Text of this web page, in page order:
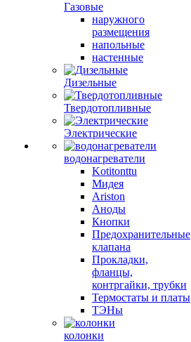
Газовые
наружного
размещения
напольные
настенные
Дизельные
Твердотопливные
Электрические
водонагреватели
Kotitonttu
Мидея
Ariston
Аноды
Кнопки
Предохранительные
клапана
Прокладки,
фланцы,
контргайки, трубки
Термостаты и платы
ТЭНы
колонки